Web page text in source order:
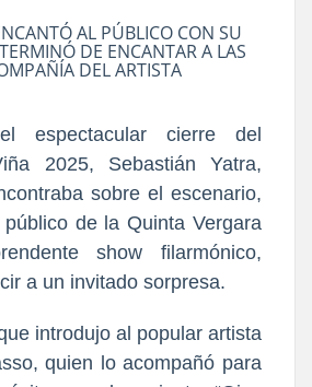
AL PÚBLICO CON SU
DE ENCANTAR A LAS
DEL ARTISTA
espectacular cierre del
2025, Sebastián Yatra,
sobre el escenario,
de la Quinta Vergara
show filarmónico,
a un invitado sorpresa.
introdujo al popular artista
quien lo acompañó para